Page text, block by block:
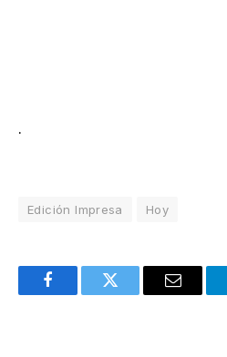
.
Edición Impresa Hoy
FacebookTwitter Email